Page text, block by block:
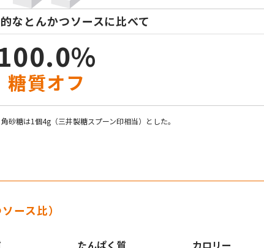
なとんかつソースに比べて
糖質オフ
砂糖は1個4g（三井製糖スプーン印相当）とした。
ース比）
たんぱく質 カロリー